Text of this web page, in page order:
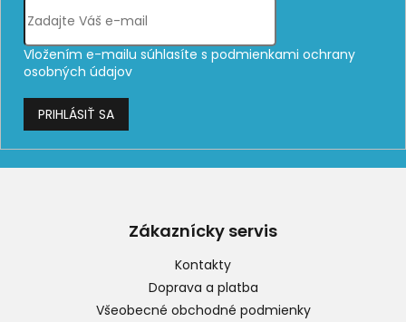
Vložením e-mailu súhlasíte s podmienkami ochrany
osobných údajov
PRIHLÁSIŤ SA
Z
Zákaznícky servis
Kontakty
Doprava a platba
Všeobecné obchodné podmienky